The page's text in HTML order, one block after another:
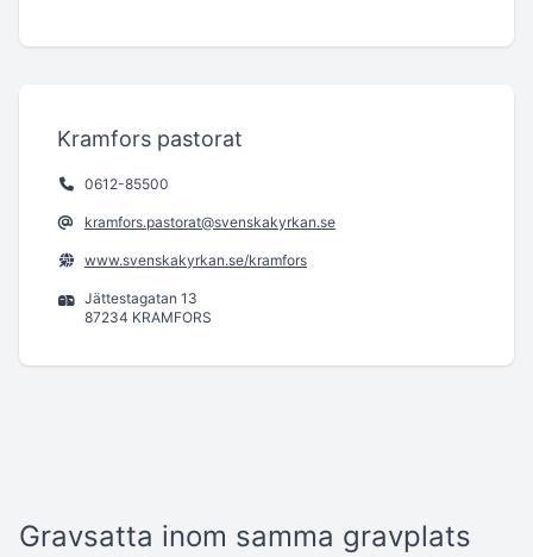
Kramfors pastorat
0612-85500
kramfors.pastorat@svenskakyrkan.se
www.svenskakyrkan.se/kramfors
Jättestagatan 13
87234 KRAMFORS
Gravsatta inom samma gravplats